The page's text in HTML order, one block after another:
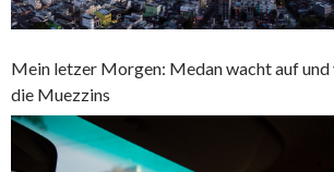
Mein letzer Morgen: Medan wacht auf und
die Muezzins